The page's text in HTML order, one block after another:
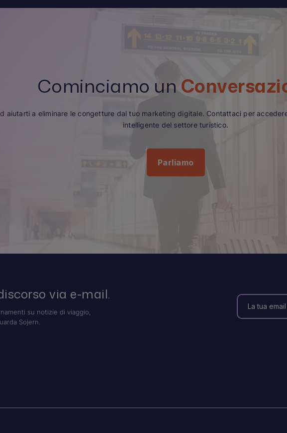
Cominciamo un
aiutarti a eliminare le congetture dal tuo marketing digitale. Contattaci per
intelligente del settore turistico.
Parliamo
via e-mail.
su notizie di viaggio,
Sojern.